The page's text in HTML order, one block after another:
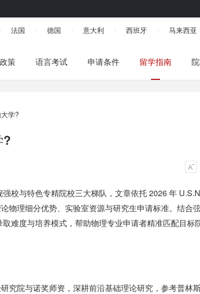
法国 德国 意大利 西班牙 马来西亚
策 语言考试 申请条件 留学指南
学?
?
校与特色专精院校三大梯队，文章依托 2026 年
物理细分优势、实验室资源与研究生申请标准。结合
难度与培养模式，帮助物理专业申请者精准匹配目标
究院与诺奖师资，深耕前沿基础理论研究，参考普林